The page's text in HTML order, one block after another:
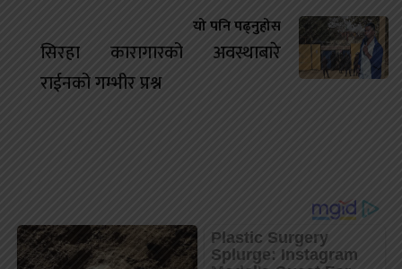
यो पनि पढ्नुहोस
सिरहा कारागारको अवस्थाबारे
राईनको गम्भीर प्रश्न